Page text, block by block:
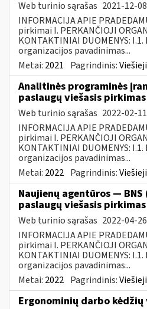
Web turinio sąrašas 2021-12-08
INFORMACIJA APIE
pirkimai I. PERKANČIOJI
KONTAKTINIAI DUOMENYS:
organizacijos pavadinimas...
Metai: 2021 Pagrindinis:
Analitinės programinės
paslaugų viešasis pirkimas
Web turinio sąrašas 2022-02-11
INFORMACIJA APIE
pirkimai I. PERKANČIOJI
KONTAKTINIAI DUOMENYS:
organizacijos pavadinimas...
Metai: 2022 Pagrindinis:
Naujienų agentūros —
paslaugų viešasis pirkimas
Web turinio sąrašas 2022-04-26
INFORMACIJA APIE
pirkimai I. PERKANČIOJI
KONTAKTINIAI DUOMENYS:
organizacijos pavadinimas...
Metai: 2022 Pagrindinis:
Ergonominių darbo